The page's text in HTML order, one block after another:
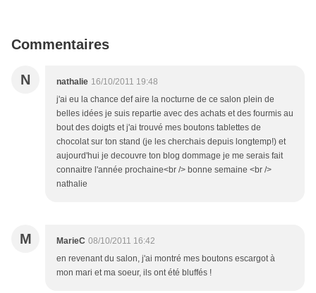
Commentaires
N nathalie 16/10/2011 19:48
j'ai eu la chance def aire la nocturne de ce salon plein de
belles idées je suis repartie avec des achats et des fourmis au
bout des doigts et j'ai trouvé mes boutons tablettes de
chocolat sur ton stand (je les cherchais depuis longtemp!) et
aujourd'hui je decouvre ton blog dommage je me serais fait
connaitre l'année prochaine<br /> bonne semaine <br />
nathalie
M MarieC 08/10/2011 16:42
en revenant du salon, j'ai montré mes boutons escargot à
mon mari et ma soeur, ils ont été bluffés !